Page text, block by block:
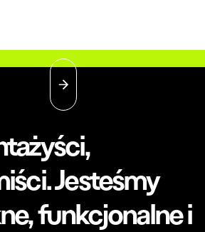
Jesteśmy
funkcjonalne i